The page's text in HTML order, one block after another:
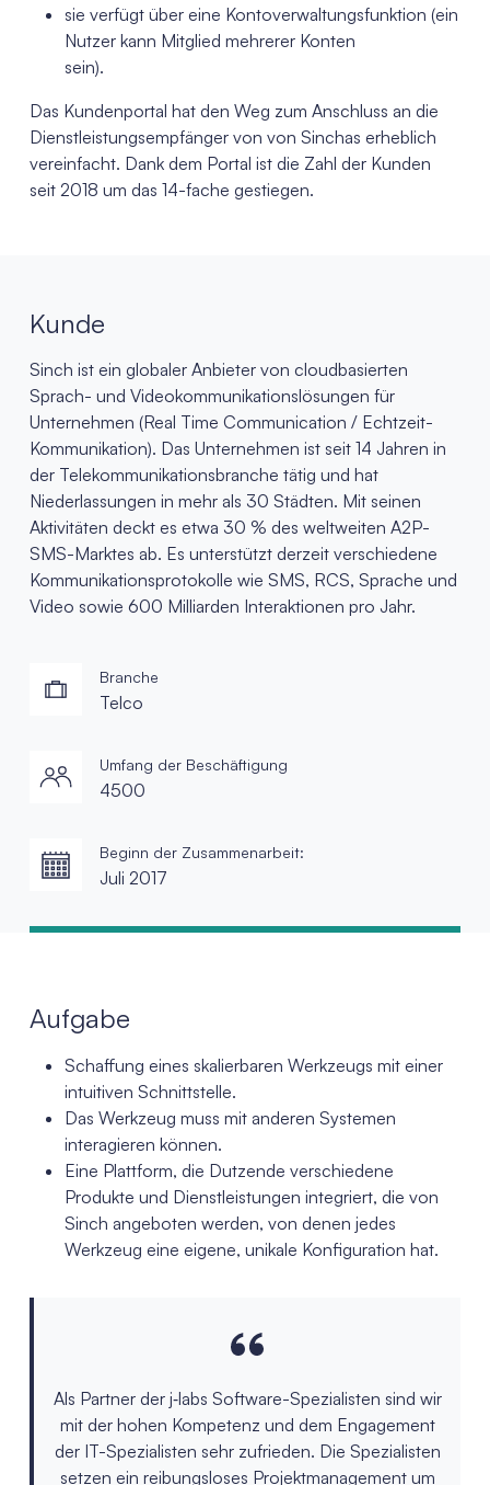
sie verfügt über eine Kontoverwaltungsfunktion (ein
Nutzer kann Mitglied mehrerer Konten
sein).
Das Kundenportal hat den Weg zum Anschluss an die
Dienstleistungsempfänger von von Sinchas erheblich
vereinfacht. Dank dem Portal ist die Zahl der Kunden
seit 2018 um das 14-fache gestiegen.
Kunde
Sinch ist ein globaler Anbieter von cloudbasierten
Sprach- und Videokommunikationslösungen für
Unternehmen (Real Time Communication / Echtzeit-
Kommunikation). Das Unternehmen ist seit 14 Jahren in
der Telekommunikationsbranche tätig und hat
Niederlassungen in mehr als 30 Städten. Mit seinen
Aktivitäten deckt es etwa 30 % des weltweiten A2P-
SMS-Marktes ab. Es unterstützt derzeit verschiedene
Kommunikationsprotokolle wie SMS, RCS, Sprache und
Video sowie 600 Milliarden Interaktionen pro Jahr.
Branche
Telco
Umfang der Beschäftigung
4500
Beginn der Zusammenarbeit:
Juli 2017
Aufgabe
Schaffung eines skalierbaren Werkzeugs mit einer
intuitiven Schnittstelle.
Das Werkzeug muss mit anderen Systemen
interagieren können.
Eine Plattform, die Dutzende verschiedene
Produkte und Dienstleistungen integriert, die von
Sinch angeboten werden, von denen jedes
Werkzeug eine eigene, unikale Konfiguration hat.
Als Partner der j‑labs Software-Spezialisten sind wir
mit der hohen Kompetenz und dem Engagement
der IT-Spezialisten sehr zufrieden. Die Spezialisten
setzen ein reibungsloses Projektmanagement um